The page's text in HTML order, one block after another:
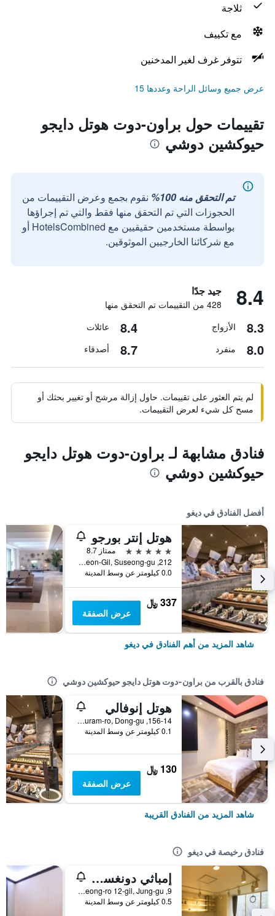
ثلاجة
مع تكييف
تتوفر غرف لغير المدخنين
عرض جميع وسائل الراحة وعددها 15
تقييمات حول براون-دوت هوتل دايجو
حيوكشين دوشي
تم التحقق منه 100%
نقوم بجمع وعرض التقييمات من
الحجوزات التي تم التحقق منها فقط والتي تم إجراؤها
بواسطة مستخدمين حقيقيين مع HotelsCombined أو
مع شركائنا الخارجيين الموثوقين.
8.4 جيد جدًا
428 من التقييمات تم التحقق منها
8.3 الأزواج 8.4 عائلات
8.0 منفرد 8.7 أصدقاء
لم يتم العثور على تقييمات. حاول إزالة مرشح أو تغيير بحثك أو
مسح كل شيء لعرض التقييمات.
فنادق مشابهة لـ براون-دوت هوتل دايجو
حيوكشين دوشي
أفضل الفنادق في ديغو
هوتل إنتر بورجو
5 نجوم
ممتاز 8.7
212, Palhyeon-Gil, Suseong-gu, ديغو, كوريا الجنوبية
0.0 كيلومتر عن وسط المدينة
337 ﷼
عرض الصفقة
شاهد المزيد من أهم الفنادق في ديغو
فنادق بالقرب من براون-دوت هوتل دايجو حيوكشين دوشي
هوتل إنوفالي
156-14, Yuram-ro, Dong-gu, ديغو, كوريا الجنوبية
0.1 كيلومتر عن وسط المدينة
130 ﷼
عرض الصفقة
شاهد المزيد من الفنادق القريبة
فنادق رخيصة في ديغو
إمباثي دونغسيونغرو جيستهاوس - هوستل
9, Dongseong-ro 12-gil, Jung-gu, ديغو, كوريا الجنوبية
0.5 كيلومتر عن وسط المدينة